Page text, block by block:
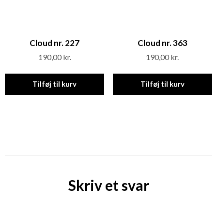
Cloud nr. 227
190,00 kr.
Tilføj til kurv
Cloud nr. 363
190,00 kr.
Tilføj til kurv
Skriv et svar